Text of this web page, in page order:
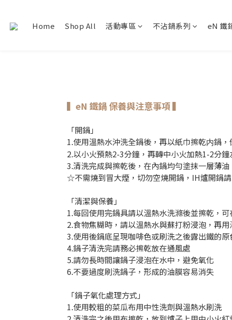
Home Shop All 活動專區 不沾鍋系列 eN 鐵
▍eN 鐵鍋 保養與注意事項 ▍
「開鍋」
1.使用溫熱水沖洗全鍋後，再以紙巾擦乾内鍋
2.以小火預熱2-3分鐘，再轉中小火加熱1-2分
3.清洗完成與擦乾後，在內鍋均勻塗抹一層薄
☆不需燒到冒大煙，切勿空燒開鍋，IH爐開鍋
「清潔與保養」
1.每回使用完鍋具請以溫熱水洗滌後並擦乾，
2.食物焦糊時，請以溫熱水與蘇打粉浸泡，再
3.使用後鍋底呈現咖啡色或刷洗之後露出鐵的
4.鍋子清洗完請務必擦乾放在通風處
5.請勿長時間讓鍋子浸泡在水中，避免氧化
6.不要過度刷洗鍋子，形成的油膜容易消失
「鍋子氧化處理方式」
1.使用較粗的菜瓜布用中性洗劑與溫熱水刷洗